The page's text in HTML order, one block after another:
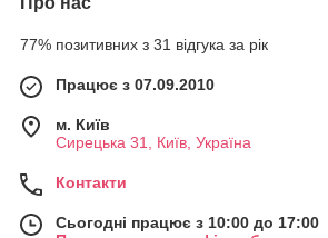
77% позитивних з 31 відгука за рік
Працює з 07.09.2010
м. Київ
Сирецька 31, Київ, Україна
Контакти
Сьогодні працює з 10:00 до 17:00